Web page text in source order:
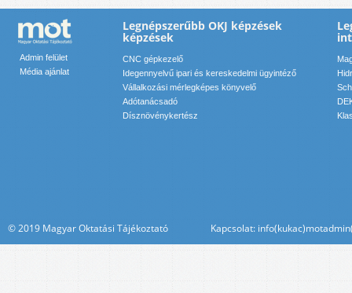
Admin felület
Média ajánlat
Legnépszerűbb OKJ képzések
képzések
CNC gépkezelő
Idegennyelvű ipari és kereskedelmi ügyintéző
Vállalkozási mérlegképes könyvelő
Adótanácsadó
Dísznövénykertész
© 2019 Magyar Oktatási Tájékoztató Kapcsolat: